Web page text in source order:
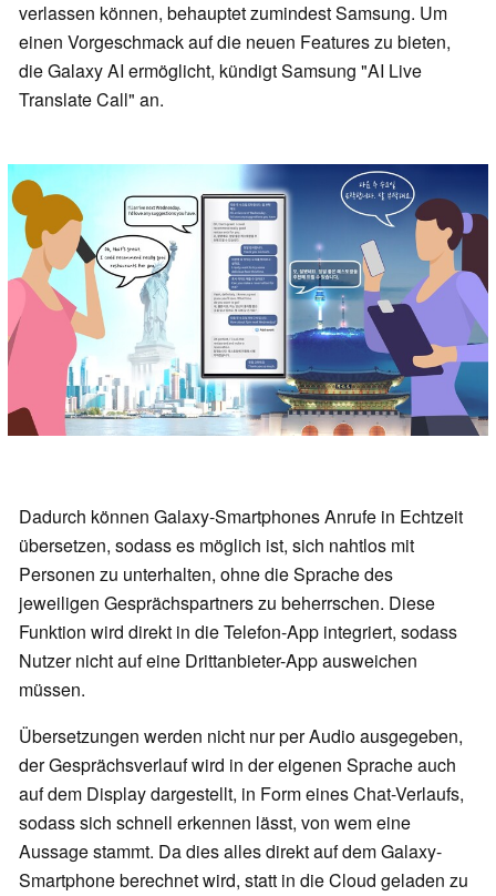
verlassen können, behauptet zumindest Samsung. Um
einen Vorgeschmack auf die neuen Features zu bieten,
die Galaxy AI ermöglicht, kündigt Samsung "AI Live
Translate Call" an.
Dadurch können Galaxy-Smartphones Anrufe in Echtzeit
übersetzen, sodass es möglich ist, sich nahtlos mit
Personen zu unterhalten, ohne die Sprache des
jeweiligen Gesprächspartners zu beherrschen. Diese
Funktion wird direkt in die Telefon-App integriert, sodass
Nutzer nicht auf eine Drittanbieter-App ausweichen
müssen.
Übersetzungen werden nicht nur per Audio ausgegeben,
der Gesprächsverlauf wird in der eigenen Sprache auch
auf dem Display dargestellt, in Form eines Chat-Verlaufs,
sodass sich schnell erkennen lässt, von wem eine
Aussage stammt. Da dies alles direkt auf dem Galaxy-
Smartphone berechnet wird, statt in die Cloud geladen zu